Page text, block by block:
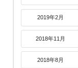
2019年2月
2018年11月
2018年8月